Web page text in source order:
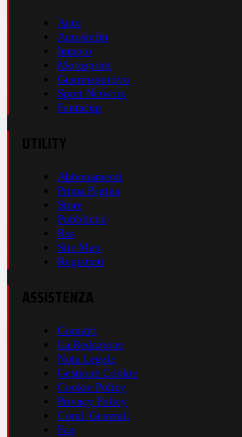
Auto
Autosprint
Inmoto
Motosprint
Guerinsportivo
Sport Network
Fantacup
Abbonamenti
Prima Pagina
Store
Pubblicità
Rss
Site Map
Registrati
Contatti
La Redazione
Nota Legale
Gestione Cookie
Cookie Policy
Privacy Policy
Cond. Generali
Faq